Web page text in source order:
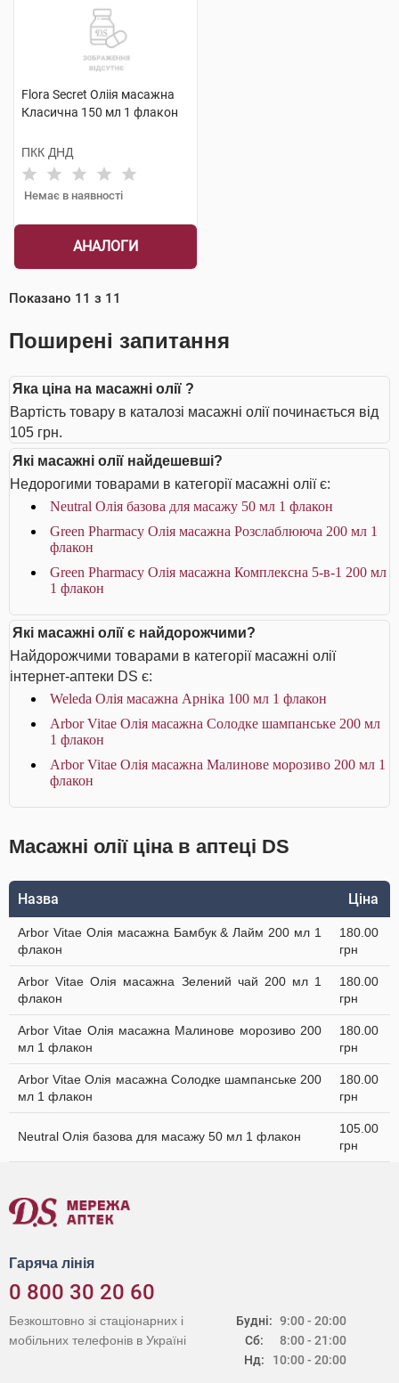
Flora Secret Оліія масажна
Класична 150 мл 1 флакон
ПКК ДНД
Немає в наявності
АНАЛОГИ
Показано 11 з 11
Поширені запитання
Яка ціна на масажні олії ?
Вартість товару в каталозі масажні олії починається від
105 грн.
Які масажні олії найдешевші?
Недорогими товарами в категорії масажні олії є:
Neutral Олія базова для масажу 50 мл 1 флакон
Green Pharmacy Олія масажна Розслаблююча 200 мл 1
флакон
Green Pharmacy Олія масажна Комплексна 5-в-1 200 мл
1 флакон
Які масажні олії є найдорожчими?
Найдорожчими товарами в категорії масажні олії
інтернет-аптеки DS є:
Weleda Олія масажна Арніка 100 мл 1 флакон
Arbor Vitae Олія масажна Солодке шампанське 200 мл
1 флакон
Arbor Vitae Олія масажна Малинове морозиво 200 мл 1
флакон
Масажні олії ціна в аптеці DS
Назва Ціна
Arbor Vitae Олія масажна Бамбук & Лайм 200 мл 1
флакон
180.00
грн
Arbor Vitae Олія масажна Зелений чай 200 мл 1
флакон
180.00
грн
Arbor Vitae Олія масажна Малинове морозиво 200
мл 1 флакон
180.00
грн
Arbor Vitae Олія масажна Солодке шампанське 200
мл 1 флакон
180.00
грн
Neutral Олія базова для масажу 50 мл 1 флакон
105.00
грн
Гаряча лінія
0 800 30 20 60
Будні:
Сб:
Нд:
9:00 - 20:00
8:00 - 21:00
10:00 - 20:00
Безкоштовно зі стаціонарних і
мобільних телефонів в Україні